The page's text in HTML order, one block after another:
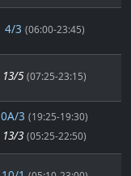
4/3 (06:00-23:45)
13/5 (07:25-23:15)
0A/3 (19:25-19:30)
13/3 (05:25-22:50)